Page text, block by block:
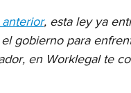
, esta ley ya
gobierno para
en Worklegal te